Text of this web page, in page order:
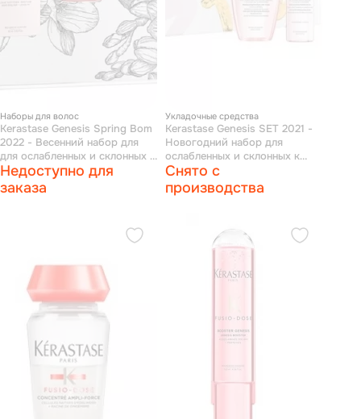
Наборы для волос
Kerastase Genesis Spring Bom
2022 - Весенний набор для
для ослабленных и склонных к
выпадению волос (шампунь-
ванна 80 мл, маска 75 мл,
сыворотка 90 мл)
Недоступно для
заказа
Укладочные средства
Kerastase Genesis SET 2021 -
Новогодний набор для
ослабленных и склонных к
выпадению волос
Снято с
производства